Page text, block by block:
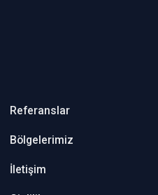
Referanslar
Bölgelerimiz
İletişim